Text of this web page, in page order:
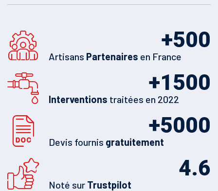
500
+
Artisans Partenaires en France
1500
+
Interventions traitées en 2022
5000
+
Devis fournis gratuitement
4.6
Noté sur Trustpilot